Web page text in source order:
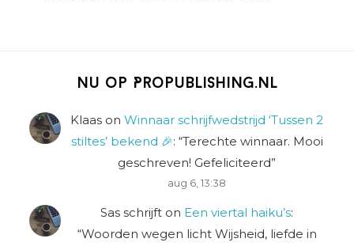
Nu op Propublishing.nl
Klaas on Winnaar schrijfwedstrijd ‘Tussen 2
stiltes’ bekend 🎉: “Terechte winnaar. Mooi
geschreven! Gefeliciteerd”
aug 6, 13:38
Sas schrijft on Een viertal haiku’s:
“Woorden wegen licht Wijsheid, liefde in